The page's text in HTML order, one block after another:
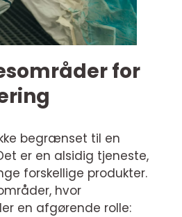
for
begrænset til en
er en alsidig tjeneste,
forskellige produkter.
hvor
en afgørende rolle: